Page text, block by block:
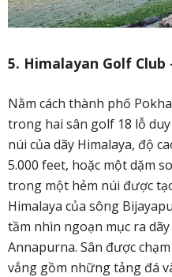
5. Himalayan Golf Club
Nằm cách thành phố
trong hai sân golf 18 lỗ
núi của dãy Himalaya, độ
5.000 feet, hoặc một dặm
trong một hẻm núi được
Himalaya của sông
tầm nhìn ngoạn mục ra
Annapurna. Sân được
vắng gồm những tảng đá